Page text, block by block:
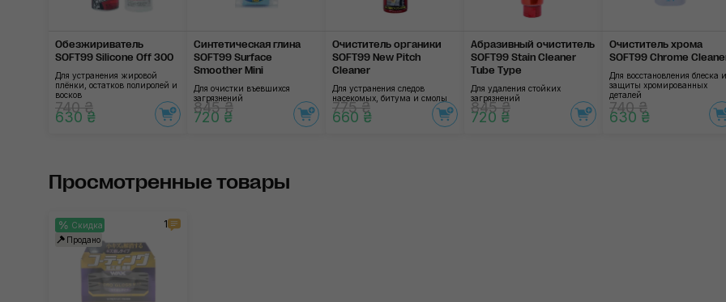
Обезжириватель
SOFT99 Silicone Off 300
Для устранения жировой
плёнки, остатков полиролей и
восков
740 ₴
630 ₴
Синтетическая глина
SOFT99 Surface
Smoother Mini
Для очистки въевшихся
загрязнений
845 ₴
720 ₴
Очиститель органики
SOFT99 New Pitch
Cleaner
Для устранения следов
насекомых, битума и смолы
775 ₴
660 ₴
Абразивный очисти­тель
SOFT99 Stain Cleaner
Tube Type
Для удаления стойких
загрязнений
845 ₴
720 ₴
Очиститель хрома
SOFT99 Chrome
Для восстановления блеска и
защиты хромированных
деталей
740 ₴
630 ₴
Просмотренные товары
Скидка
Продано
1